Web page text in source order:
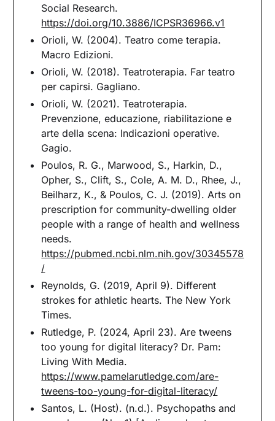
Social Research.
https://doi.org/10.3886/ICPSR36966.v1
Orioli, W. (2004). Teatro come terapia.
Macro Edizioni.
Orioli, W. (2018). Teatroterapia. Far teatro
per capirsi. Gagliano.
Orioli, W. (2021). Teatroterapia.
Prevenzione, educazione, riabilitazione e
arte della scena: Indicazioni operative.
Gagio.
Poulos, R. G., Marwood, S., Harkin, D.,
Opher, S., Clift, S., Cole, A. M. D., Rhee, J.,
Beilharz, K., & Poulos, C. J. (2019). Arts on
prescription for community-dwelling older
people with a range of health and wellness
needs.
https://pubmed.ncbi.nlm.nih.gov/30345578
/
Reynolds, G. (2019, April 9). Different
strokes for athletic hearts. The New York
Times.
Rutledge, P. (2024, April 23). Are tweens
too young for digital literacy? Dr. Pam:
Living With Media.
https://www.pamelarutledge.com/are-
tweens-too-young-for-digital-literacy/
Santos, L. (Host). (n.d.). Psychopaths and